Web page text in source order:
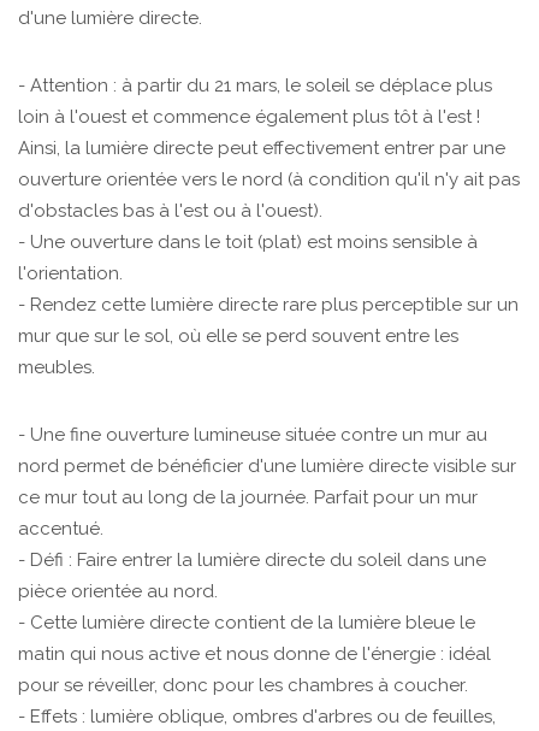
d'une lumière directe.
- Attention : à partir du 21 mars, le soleil se déplace plus
loin à l'ouest et commence également plus tôt à l'est !
Ainsi, la lumière directe peut effectivement entrer par une
ouverture orientée vers le nord (à condition qu'il n'y ait pas
d'obstacles bas à l'est ou à l'ouest).
- Une ouverture dans le toit (plat) est moins sensible à
l'orientation.
- Rendez cette lumière directe rare plus perceptible sur un
mur que sur le sol, où elle se perd souvent entre les
meubles.
- Une fine ouverture lumineuse située contre un mur au
nord permet de bénéficier d'une lumière directe visible sur
ce mur tout au long de la journée. Parfait pour un mur
accentué.
- Défi : Faire entrer la lumière directe du soleil dans une
pièce orientée au nord.
- Cette lumière directe contient de la lumière bleue le
matin qui nous active et nous donne de l'énergie : idéal
pour se réveiller, donc pour les chambres à coucher.
- Effets : lumière oblique, ombres d'arbres ou de feuilles,